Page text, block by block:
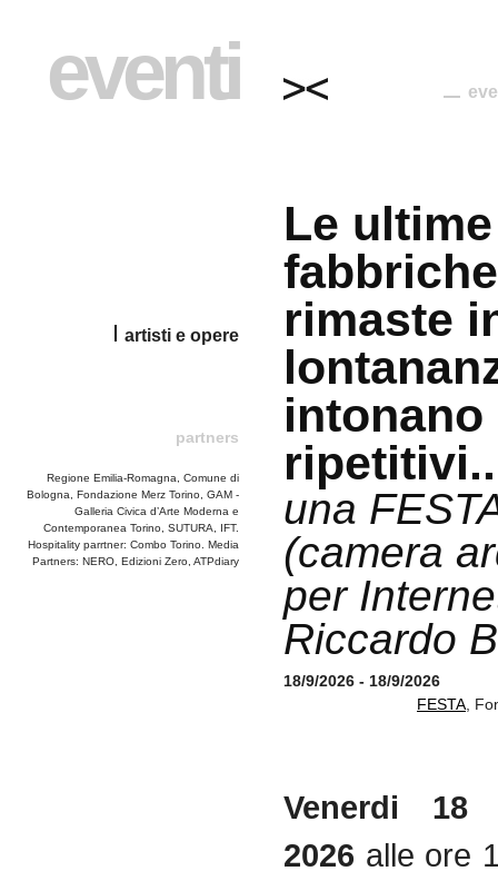
eventi
artisti e opere
partners
Regione Emilia-Romagna, Comune di
Bologna, Fondazione Merz Torino, GAM -
Galleria Civica d’Arte Moderna e
Contemporanea Torino, SUTURA, IFT.
Hospitality parrtner: Combo Torino. Media
Partners: NERO, Edizioni Zero, ATPdiary
Le ultime
fabbriche
rimaste
una
(camera
per
Riccardo
18/9/2026 - 18/9/2026
FESTA ,
Venerdi 18
2026 alle ore